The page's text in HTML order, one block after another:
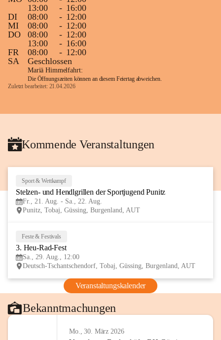
13:00
- 16:00
DI
08:00 - 12:00
MI
08:00 - 12:00
DO
08:00 - 12:00
13:00
- 16:00
FR
08:00 - 12:00
SA
Geschlossen
Mariä Himmelfahrt:
Die Öffnungszeiten können an diesem Feiertag abweichen.
Zuletzt bearbeitet: 21.04.2026
Kommende Veranstaltungen
Sport & Wettkampf
Stelzen- und Hendlgrillen der Sportjugend Punitz
Fr., 21. Aug. - Sa., 22. Aug.
Punitz, Tobaj, Güssing, Burgenland, AUT
Feste & Festivals
3. Heu-Rad-Fest
Sa., 29. Aug., 12:00
Deutsch-Tschantschendorf, Tobaj, Güssing, Burgenland, AUT
Veranstaltungskalender
Bekanntmachungen
Mo., 30. März 2026